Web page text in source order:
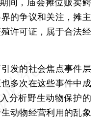
间，庙会摊位贩卖鳄
的争议和关注，摊主
许可证，属于合法经
发的社会焦点事件层
多次在这些事件中成
分析野生动物保护的
动物经营利用的乱象